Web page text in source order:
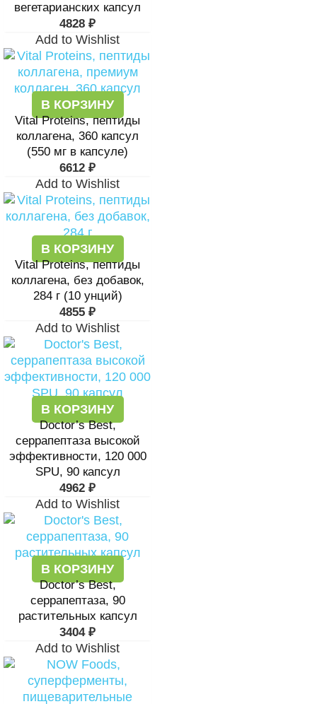
вегетарианских капсул
4828 ₽
Add to Wishlist
В КОРЗИНУ
Vital Proteins, пептиды
коллагена, 360 капсул
(550 мг в капсуле)
6612 ₽
Add to Wishlist
В КОРЗИНУ
Vital Proteins, пептиды
коллагена, без добавок,
284 г (10 унций)
4855 ₽
Add to Wishlist
В КОРЗИНУ
Doctor’s Best,
серрапептаза высокой
эффективности, 120 000
SPU, 90 капсул
4962 ₽
Add to Wishlist
В КОРЗИНУ
Doctor’s Best,
серрапептаза, 90
растительных капсул
3404 ₽
Add to Wishlist